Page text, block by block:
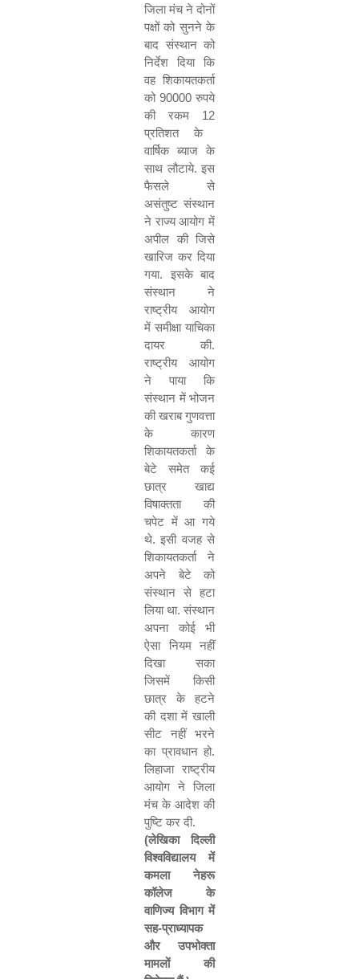
जिला मंच ने दोनों
पक्षों को सुनने के
बाद संस्थान को
निर्देश दिया कि
वह शिकायतकर्ता
को 90000 रुपये
की रकम 12
प्रतिशत के
वार्षिक ब्याज के
साथ लौटाये. इस
फैसले से
असंतुष्ट संस्थान
ने राज्य आयोग में
अपील की जिसे
खारिज कर दिया
गया. इसके बाद
संस्थान ने
राष्ट्रीय आयोग
में समीक्षा याचिका
दायर की.
राष्ट्रीय आयोग
ने पाया कि
संस्थान में भोजन
की खराब गुणवत्ता
के कारण
शिकायतकर्ता के
बेटे समेत कई
छात्र खाद्य
विषाक्तता की
चपेट में आ गये
थे. इसी वजह से
शिकायतकर्ता ने
अपने बेटे को
संस्थान से हटा
लिया था. संस्थान
अपना कोई भी
ऐसा नियम नहीं
दिखा सका
जिसमें किसी
छात्र के हटने
की दशा में खाली
सीट नहीं भरने
का प्रावधान हो.
लिहाजा राष्ट्रीय
आयोग ने जिला
मंच के आदेश की
पुष्टि कर दी.
(लेखिका दिल्ली
विश्वविद्यालय में
कमला नेहरू
कॉलेज के
वाणिज्य विभाग में
सह-प्राध्यापक
और उपभोक्ता
मामलों की